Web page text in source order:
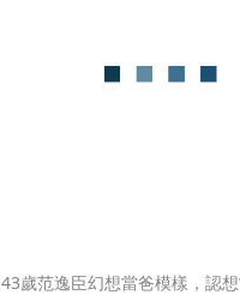
43歲范逸臣幻想當爸模樣，認